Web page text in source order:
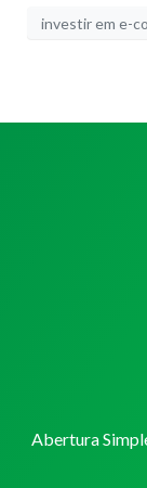
investir em e-
Abertura